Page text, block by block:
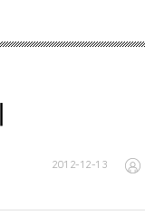
2012-12-13